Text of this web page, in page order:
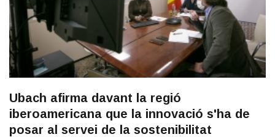
Ubach afirma davant la regió
iberoamericana que la innovació s'ha de
posar al servei de la sostenibilitat